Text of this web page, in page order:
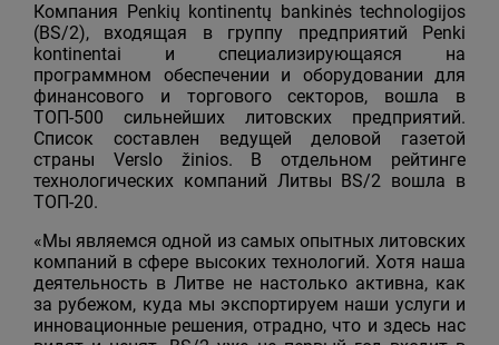
Компания Penkių kontinentų bankinės technologijos
(BS/2), входящая в группу предприятий Penki
kontinentai и специализирующаяся на
программном обеспечении и оборудовании для
финансового и торгового секторов, вошла в
ТОП-500 сильнейших литовских предприятий.
Список составлен ведущей деловой газетой
страны Verslo žinios. В отдельном рейтинге
технологических компаний Литвы BS/2 вошла в
ТОП-20.
«Мы являемся одной из самых опытных литовских
компаний в сфере высоких технологий. Хотя наша
деятельность в Литве не настолько активна, как
за рубежом, куда мы экспортируем наши услуги и
инновационные решения, отрадно, что и здесь нас